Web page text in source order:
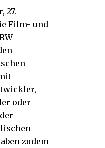
27.
Film- und
oder
zudem